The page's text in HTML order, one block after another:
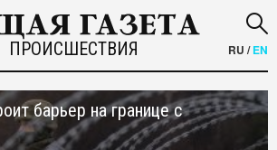
ПРОИСШЕСТВИЯ RU /EN
барьер на границе с